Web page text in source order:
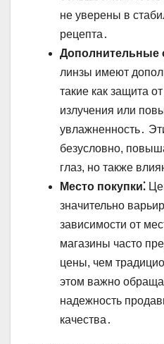
не уверены в
рецепта․
Дополнительные
линзы имеют
такие как защита
излучения или
увлажненность․
безусловно,
глаз, но также
Место покупки⁚
значительно
зависимости от
магазины часто
цены, чем
этом важно
надежность
качества․